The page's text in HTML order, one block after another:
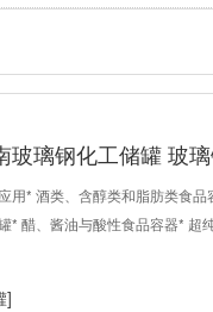
玻璃钢化工储罐 玻
应用* 酒类、含醇类和脂肪类食
* 醋、酱油与酸性食品容器* 超
]